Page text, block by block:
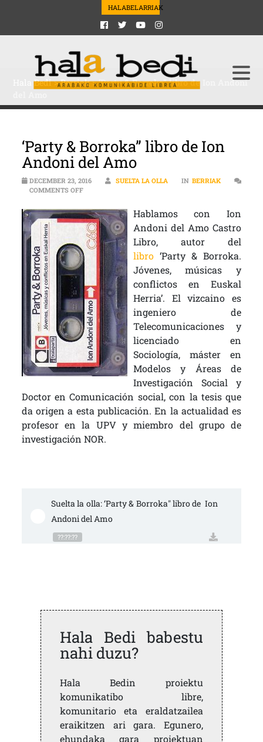
HALABELARRIAK
Hala Bedi>Berriak>‘Party & Borroka” libro de Ion Andoni
‘Party & Borroka” libro de Ion
Andoni del Amo
DECEMBER 23, 2016 SUELTA LA OLLA IN BERRIAK
COMMENTS OFFON ‘PARTY & BORROKA” LIBRO DE ION ANDONI DEL
Hablamos con Ion
Andoni del Amo Castro
Libro, autor del
libro ‘Party & Borroka.
Jóvenes, músicas y
conflictos en Euskal
Herria’.
El vizcaino es
ingeniero de
Telecomunicaciones y
licenciado en
Sociología, máster en
Modelos y Áreas de
Investigación Social y
Doctor en Comunicación social, con la tesis que
da origen a esta publicación. En la actualidad es
profesor en la UPV y miembro del grupo de
investigación NOR.
Suelta la olla: ‘Party & Borroka" libro de  Ion
Andoni del Amo
??:??:??
Hala Bedi babestu
nahi duzu?
Hala Bedin proiektu
komunikatibo libre,
komunitario eta eraldatzailea
eraikitzen ari gara. Egunero,
ehundaka gara proiektuan